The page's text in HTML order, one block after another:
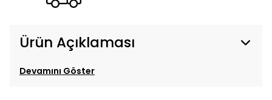
Ürün Açıklaması
Devamını Göster